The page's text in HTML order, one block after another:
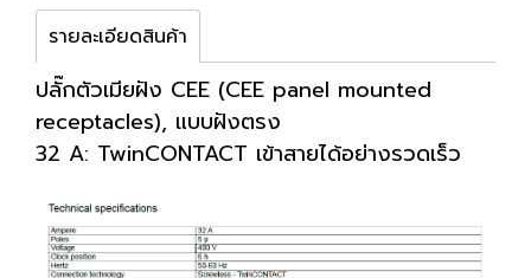
รายละเอียดสินค้า
ปลั๊กตัวเมียฝัง CEE (CEE panel mounted
receptacles), แบบฝังตรง
32 A: TwinCONTACT เข้าสายได้อย่างรวดเร็ว